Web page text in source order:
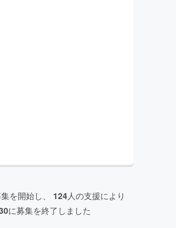
を開始し、 124人の支援により
に募集を終了しました